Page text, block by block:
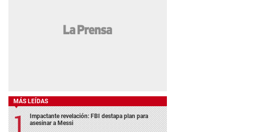
MÁS LEÍDAS
Impactante revelación: FBI destapa plan para
asesinar a Messi